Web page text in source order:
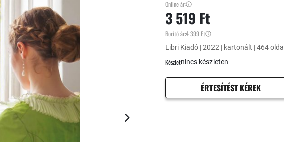
Online ár:
3 519 Ft
Borító ár:4 399 Ft
Libri Kiadó | 2022 | kartonált | 464 oldal
Készletnincs készleten
ÉRTESÍTÉST KÉREK